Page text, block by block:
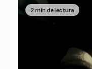
2 min de lectura